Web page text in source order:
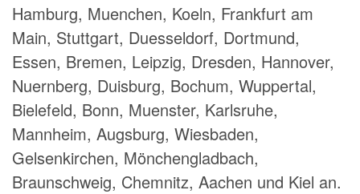
Hamburg, Muenchen, Koeln, Frankfurt am
Main, Stuttgart, Duesseldorf, Dortmund,
Essen, Bremen, Leipzig, Dresden, Hannover,
Nuernberg, Duisburg, Bochum, Wuppertal,
Bielefeld, Bonn, Muenster, Karlsruhe,
Mannheim, Augsburg, Wiesbaden,
Gelsenkirchen, Mönchengladbach,
Braunschweig, Chemnitz, Aachen und Kiel an.